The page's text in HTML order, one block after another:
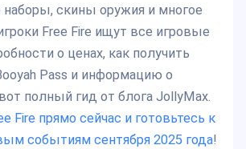
скины оружия и многое
Free Fire ищут все игровые
о ценах, как получить
Pass и информацию о
полный гид от блога JollyMax.
Fire прямо сейчас и готовьтесь к
событиям сентября 2025 года!